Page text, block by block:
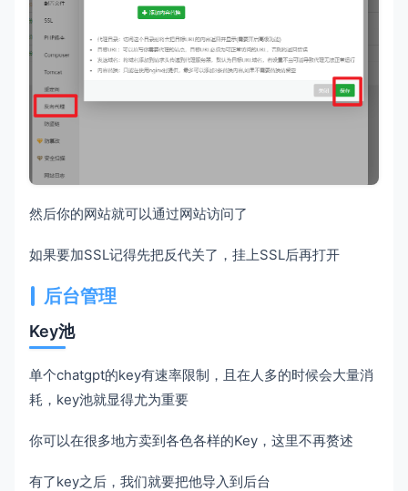
然后你的网站就可以通过网站访问了
如果要加SSL记得先把反代关了，挂上SSL后再打开
后台管理
Key池
单个chatgpt的key有速率限制，且在人多的时候会大量消
耗，key池就显得尤为重要
你可以在很多地方卖到各色各样的Key，这里不再赘述
有了key之后，我们就要把他导入到后台